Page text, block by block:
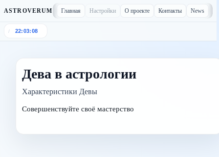
ASTROVERUM Главная Настройки О проекте Контакты News
/ 22:03:08
Дева в астрологии
Характеристики Девы
Совершенствуйте своё мастерство